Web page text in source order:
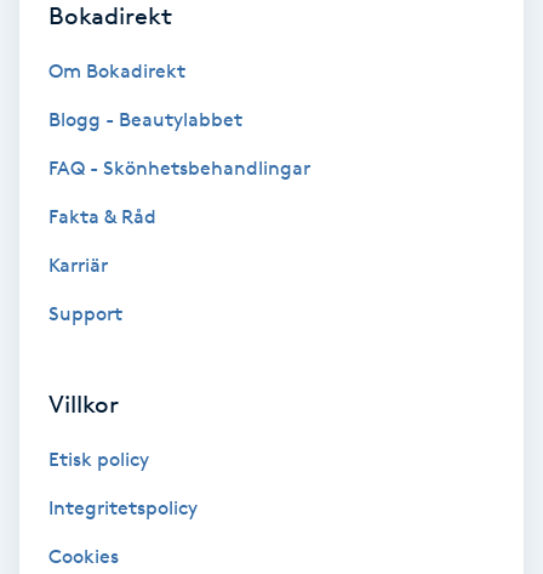
Faceliftmassage
Fettreducering
Fibromassage
Bokadirekt
Om Bokadirekt
Blogg - Beautylabbet
FAQ - Skönhetsbehandlingar
Fakta & Råd
Karriär
Support
Villkor
Etisk policy
Integritetspolicy
Cookies